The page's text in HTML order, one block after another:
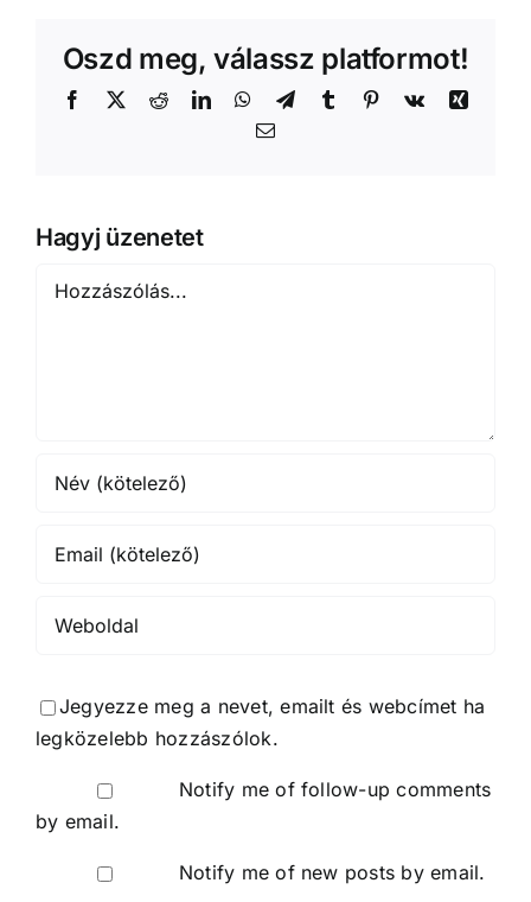
Oszd meg, válassz platformot!
Facebook
X RedditLinkedInWhatsApp
TelegramTumblr Pinterest
Vk
Xing
Email:
Hagyj üzenetet
Hozzászólás
Jegyezze meg a nevet, emailt és webcímet ha
legközelebb hozzászólok.
Notify me of follow-up comments
by email.
Notify me of new posts by email.